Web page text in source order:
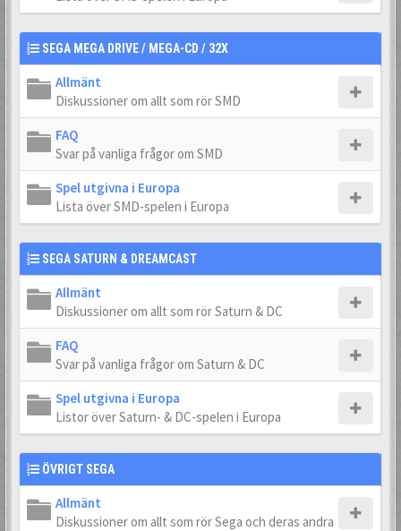
SEGA MEGA DRIVE / MEGA-CD / 32X
Allmänt
Diskussioner om allt som rör SMD
FAQ
Svar på vanliga frågor om SMD
Spel utgivna i Europa
Lista över SMD-spelen i Europa
SEGA SATURN & DREAMCAST
Allmänt
Diskussioner om allt som rör Saturn & DC
FAQ
Svar på vanliga frågor om Saturn & DC
Spel utgivna i Europa
Listor över Saturn- & DC-spelen i Europa
ÖVRIGT SEGA
Allmänt
Diskussioner om allt som rör Sega och deras andra